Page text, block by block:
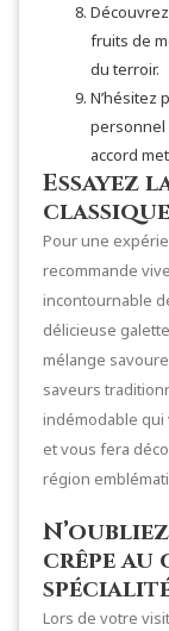
fruits de
du terroir.
N’hésitez
personnel
accord
Essayez
Pour une
recommande
incontournable
délicieuse
mélange
saveurs
indémodable
et vous fera
région
crêpe au
Lors de votre